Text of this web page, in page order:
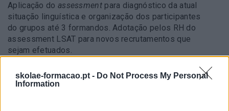
skolae-formacao.pt - Do Not Process My Personal
Information
Aplicação do assessmentpara diagnóstico da atual
situação linguística e organização dos participantes
do grupos até 3 formandos. Adotação pelos RH do
assessment LSAT para novos recrutamentos que
sejam efetuados.
METODOLOGIA